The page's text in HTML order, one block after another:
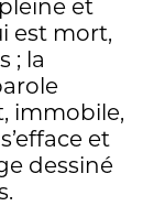
et
est mort,
; la
immobile,
et
dessiné